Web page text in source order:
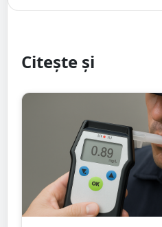
Citește și